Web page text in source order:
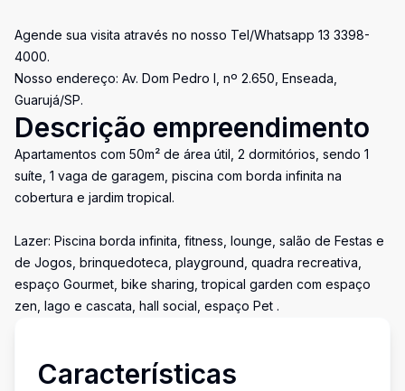
Agende sua visita através no nosso Tel/Whatsapp 13 3398-
4000.
Nosso endereço: Av. Dom Pedro I, nº 2.650, Enseada,
Guarujá/SP.
Descrição empreendimento
Apartamentos com 50m² de área útil, 2 dormitórios, sendo 1
suíte, 1 vaga de garagem, piscina com borda infinita na
cobertura e jardim tropical.
Lazer: Piscina borda infinita, fitness, lounge, salão de Festas e
de Jogos, brinquedoteca, playground, quadra recreativa,
espaço Gourmet, bike sharing, tropical garden com espaço
zen, lago e cascata, hall social, espaço Pet .
Características